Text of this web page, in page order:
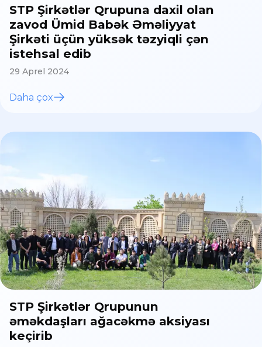
STP Şirkətlər Qrupuna daxil olan
zavod Ümid Babək Əməliyyat
Şirkəti üçün yüksək təzyiqli çən
istehsal edib
29 Aprel 2024
Daha çox
STP Şirkətlər Qrupunun
əməkdaşları ağacəkmə aksiyası
keçirib